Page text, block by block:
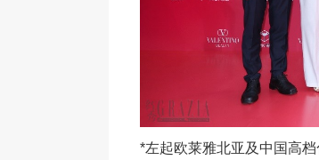
*左起欧莱雅北亚及中国高